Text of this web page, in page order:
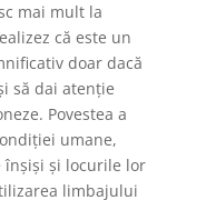
mai mult la
că este un
doar dacă
să dai atenție
Povestea a
umane,
înșiși și locurile lor
limbajului